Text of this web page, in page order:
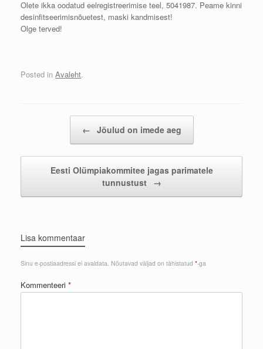
Olete ikka oodatud eelregistreerimise teel, 5041987. Peame kinni
desinfitseerimisnõuetest, maski kandmisest!
Olge terved!
Posted in Avaleht.
← Jõulud on imede aeg
Eesti Olümpiakommitee jagas parimatele
tunnustust →
Lisa kommentaar
Sinu e-postiaadressi ei avaldata. Nõutavad väljad on tähistatud *-ga
Kommenteeri *